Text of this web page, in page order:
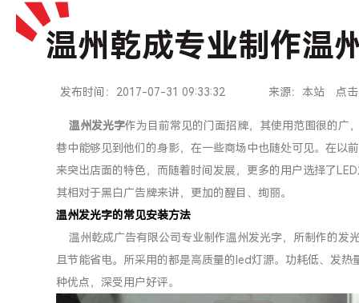
温州乾成专业制作温
发布时间：2017-07-31 09:33:32 来源：本站 点
温州发光字作为目前常见的门面招牌，其使用范围很的广
巷中能够见到他们的身影，在一些商场中也随处可见。在以
来突出店面的特色，而随着时间发展，更多的用户选择了
其相对于黑白广告牌来讲，更加的醒目、绚丽。
温州发光字的常见安装方法
温州乾成广告有限公司专业制作温州发光字，所制作的发
且节能省电。所采用的都是高质量的led灯源。功耗低、发热
种优点，深受用户好评。